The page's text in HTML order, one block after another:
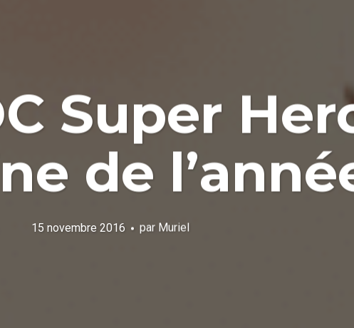
Super
de
15 novembre 2016 par Muriel